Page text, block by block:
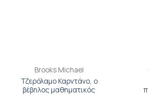
Brooks Michael
Τζερόλαμο Καρντάνο, ο
βέβηλος μαθηματικός